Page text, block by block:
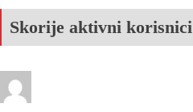
Skorije aktivni korisnici